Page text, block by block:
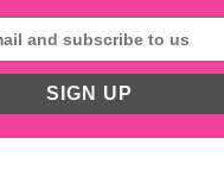
SIGN UP